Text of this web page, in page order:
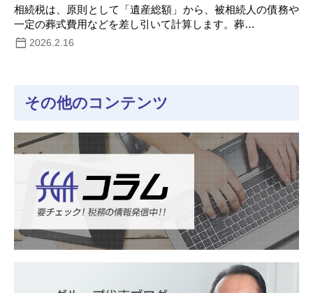
相続税は、原則として「遺産総額」から、被相続人の債務や
一定の葬式費用などを差し引いて計算します。葬…
2026.2.16
その他のコンテンツ